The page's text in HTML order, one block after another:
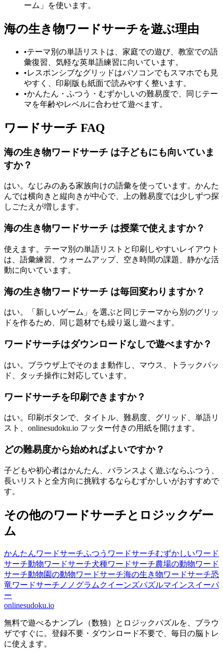
ーム」を使います。
海の生き物ワードサーチを遊ぶ理由
•テーマ別の単語リストは、家庭での遊び、教室での語
彙復習、気軽な英単語練習に向いています。
•レスポンシブなグリッドはパソコンでもスマホでも見
やすく、印刷版も紙面で読みやすく整います。
•かんたん・ふつう・むずかしいの難易度で、同じテー
マを年齢やレベルに合わせて遊べます。
ワードサーチ FAQ
海の生き物ワードサーチ は子どもにも向いていま
すか？
はい。なじみのある家族向けの語彙を使っています。かんた
んでは横向きと縦向きが中心で、上の難易度では少しずつ探
しごたえが増します。
海の生き物ワードサーチ は授業で使えますか？
使えます。テーマ別の単語リストと印刷しやすいレイアウト
は、語彙練習、ウォームアップ、空き時間の課題、静かな活
動に向いています。
海の生き物ワードサーチ は毎回変わりますか？
はい。「新しいゲーム」を選ぶと同じテーマから別のグリッ
ドを作るため、同じ題材でも繰り返し遊べます。
ワードサーチはダウンロードなしで遊べますか？
はい。ブラウザ上でそのまま動作し、マウス、トラックパッ
ド、タッチ操作に対応しています。
ワードサーチを印刷できますか？
はい。印刷ボタンで、タイトル、難易度、グリッド、単語リ
スト、onlinesudoku.io フッター付きの用紙を開けます。
どの難易度から始めればよいですか？
子どもや初心者はかんたん、バランスよく遊ぶならふつう、
長いリストと全方向に挑戦するならむずかしいがおすすめで
す。
その他のワードサーチとロジックゲー
ム
かんたんワードサーチふつうワードサーチむずかしいワード
サーチ動物ワードサーチ犬種ワードサーチ農場の動物ワード
サーチ動物園の動物ワードサーチ海の生き物ワードサーチ恐
竜ワードサーチ ノノグラムクイーンズパズルマインスイーパ
ー
onlinesudoku.io
無料で遊べるナンプレ（数独）とロジックパズルを、ブラウ
ザですぐに。登録不要・ダウンロード不要で、毎日の脳トレ
に使えます。